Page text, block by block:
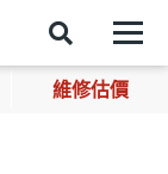
維修估價